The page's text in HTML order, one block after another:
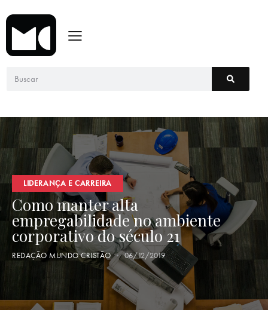
LIDERANÇA E CARREIRA
Como manter alta
empregabilidade no ambiente
corporativo do século 21
REDAÇÃO MUNDO CRISTÃO 06/12/2019